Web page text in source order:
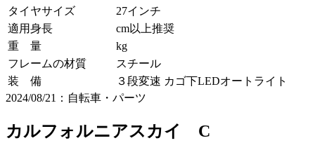
タイヤサイズ
27インチ
適用身長
cm以上推奨
重 量
kg
フレームの材質
スチール
装 備
３段変速 カゴ下LEDオートライト
2024/08/21：自転車・パーツ
カルフォルニアスカイ C